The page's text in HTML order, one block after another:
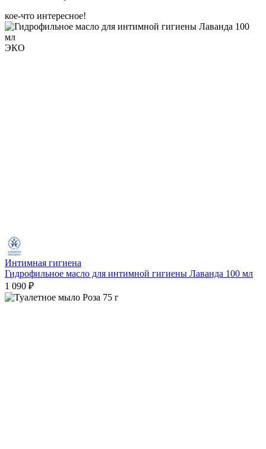
кое-что интересное!
ЭКО
Интимная гигиена
Гидрофильное масло для интимной гигиены Лаванда 100 мл
1 090 ₽